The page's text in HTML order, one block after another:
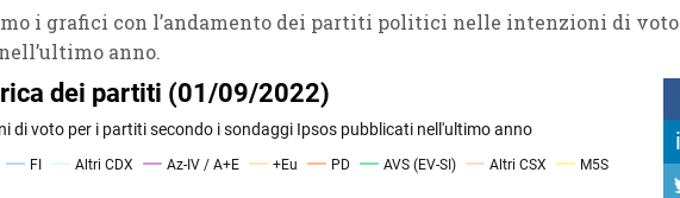
i grafici con l’andamento dei partiti politici nelle intenzioni di voto
anno.